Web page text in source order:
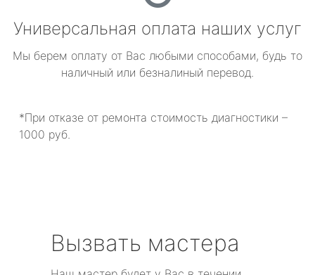
Универсальная оплата наших услуг
Мы берем оплату от Вас любыми способами, будь то
наличный или безналиный перевод.
*При отказе от ремонта стоимость диагностики –
1000 руб.
Вызвать мастера